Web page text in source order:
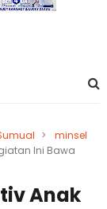
>
minsel
Ini Bawa
Anak